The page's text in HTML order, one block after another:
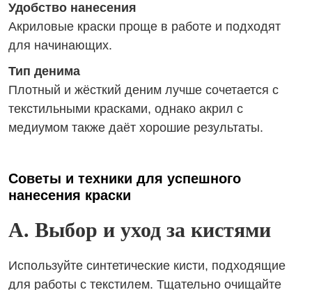
Удобство нанесения
Акриловые краски проще в работе и подходят
для начинающих.
Тип денима
Плотный и жёсткий деним лучше сочетается с
текстильными красками, однако акрил с
медиумом также даёт хорошие результаты.
Советы и техники для успешного
нанесения краски
A. Выбор и уход за кистями
Используйте синтетические кисти, подходящие
для работы с текстилем. Тщательно очищайте